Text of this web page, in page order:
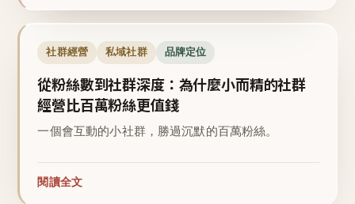
社群經營 私域社群 品牌定位
從粉絲數到社群深度：為什麼小而精的社群
經營比百萬粉絲更值錢
一個會互動的小社群，勝過沉默的百萬粉絲。
閱讀全文